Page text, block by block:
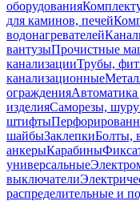
оборудования
для каминов, печей
водонагревателей
вантузыПрочистные
канализацииТрубы,
канализационные
огражденияАвтоматика
изделияСаморезы,
штифты
шайбыЗаклепкиБолты,
анкерыКарабины
универсальные
выключатели
распределительные и